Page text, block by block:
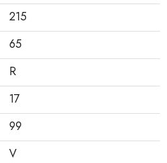
215
65
R
17
99
V